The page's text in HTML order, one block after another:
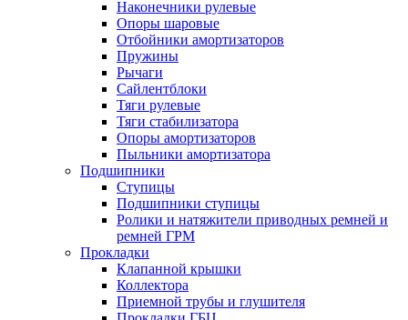
Наконечники рулевые
Опоры шаровые
Отбойники амортизаторов
Пружины
Рычаги
Сайлентблоки
Тяги рулевые
Тяги стабилизатора
Опоры амортизаторов
Пыльники амортизатора
Подшипники
Ступицы
Подшипники ступицы
Ролики и натяжители приводных ремней и
ремней ГРМ
Прокладки
Клапанной крышки
Коллектора
Приемной трубы и глушителя